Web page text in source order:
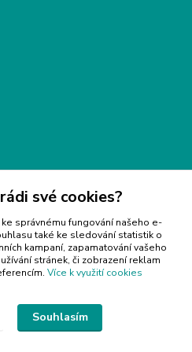
své cookies?
správnému fungování našeho e-
také ke sledování statistik o
kampaní, zapamatování vašeho
stránek, či zobrazení reklam
Více k využití cookies
Souhlasím